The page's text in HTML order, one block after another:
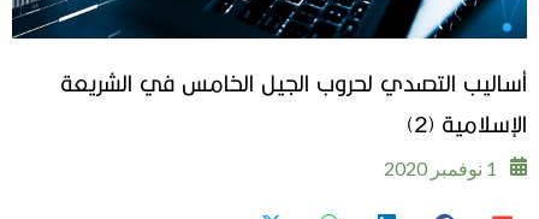
أساليب التصدي لحروب الجيل الخامس في الشريعة
الإسلامية (2)
1 نوفمبر 2020